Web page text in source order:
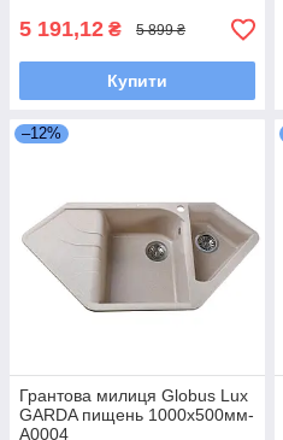
5 191,12 ₴ 5 899 ₴
Купити
–12%
Грантова милиця Globus Lux
GARDA пищень 1000x500мм-
А0004